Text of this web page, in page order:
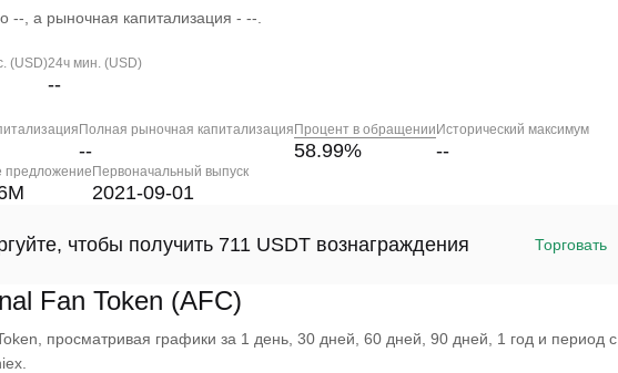
--, а рыночная капитализация - --.
(USD)24ч мин. (USD)
--
Полная рыночная капитализация
--
Процент в обращении
58.99%
Исторический максимум
--
Первоначальный выпуск
2021-09-01
чтобы получить 711 USDT вознаграждения Торговать
Fan Token (AFC)
просматривая графики за 1 день, 30 дней, 60 дней, 90 дней, 1 год и период с